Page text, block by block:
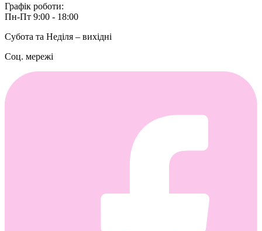
Графік роботи:
Пн-Пт 9:00 - 18:00
Субота та Неділя – вихідні
Соц. мережі